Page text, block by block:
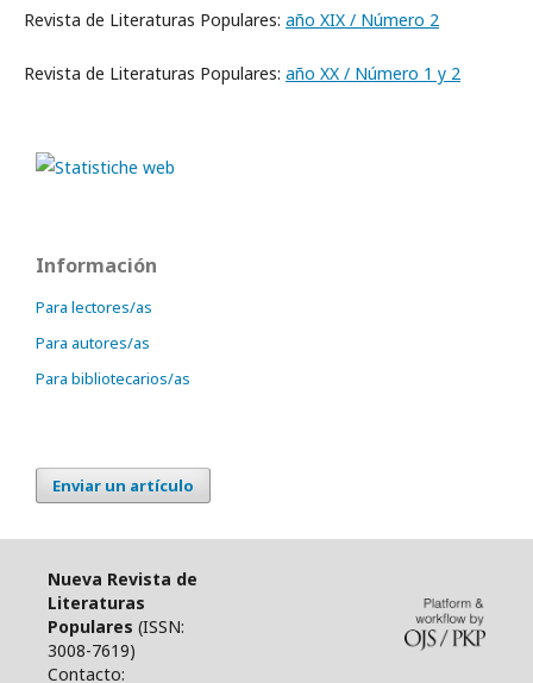
Revista de Literaturas Populares: año XIX / Número 2
Revista de Literaturas Populares: año XX / Número 1 y 2
Información
Para lectores/as
Para autores/as
Para bibliotecarios/as
Enviar un artículo
Nueva Revista de
Literaturas
Populares (ISSN:
3008-7619)
Contacto: